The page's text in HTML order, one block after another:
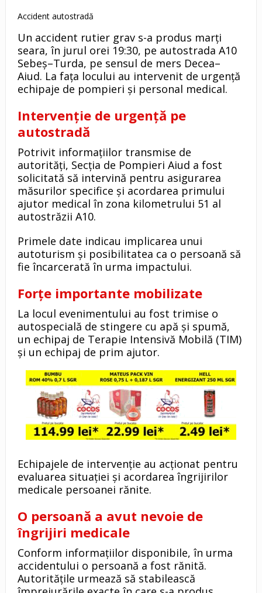
Accident autostradă
Un accident rutier grav s-a produs marți
seara, în jurul orei 19:30, pe autostrada A10
Sebeș–Turda, pe sensul de mers Decea–
Aiud. La fața locului au intervenit de urgență
echipaje de pompieri și personal medical.
Intervenție de urgență pe
autostradă
Potrivit informațiilor transmise de
autorități, Secția de Pompieri Aiud a fost
solicitată să intervină pentru asigurarea
măsurilor specifice și acordarea primului
ajutor medical în zona kilometrului 51 al
autostrăzii A10.
Primele date indicau implicarea unui
autoturism și posibilitatea ca o persoană să
fie încarcerată în urma impactului.
Forțe importante mobilizate
La locul evenimentului au fost trimise o
autospecială de stingere cu apă și spumă,
un echipaj de Terapie Intensivă Mobilă (TIM)
și un echipaj de prim ajutor.
Echipajele de intervenție au acționat pentru
evaluarea situației și acordarea îngrijirilor
medicale persoanei rănite.
O persoană a avut nevoie de
îngrijiri medicale
Conform informațiilor disponibile, în urma
accidentului o persoană a fost rănită.
Autoritățile urmează să stabilească